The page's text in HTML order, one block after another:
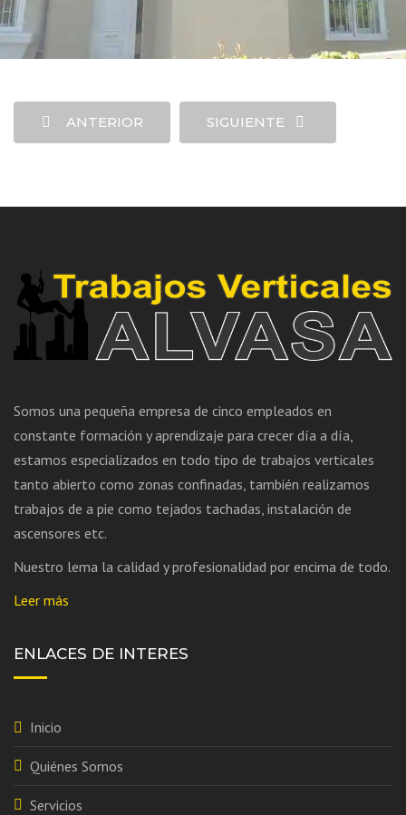
ANTERIOR SIGUIENTE
Somos una pequeña empresa de cinco empleados en
constante formación y aprendizaje para crecer día a día,
estamos especializados en todo tipo de trabajos verticales
tanto abierto como zonas confinadas, también realizamos
trabajos de a pie como tejados tachadas, instalación de
ascensores etc.
Nuestro lema la calidad y profesionalidad por encima de todo.
Leer más
ENLACES DE INTERES
Inicio
Quiénes Somos
Servicios